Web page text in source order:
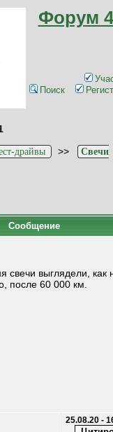
Форум
Поиск
драйвы >>
Свечи
Сообщение
свечи выглядели, как
после 60 000 км.
25.08.20 -